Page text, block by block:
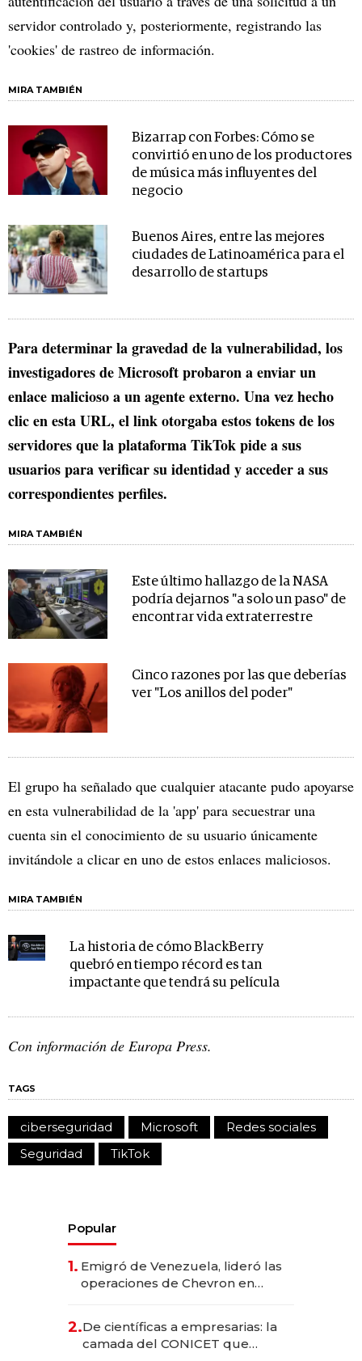
servidor controlado y, posteriormente, registrando las
'cookies' de rastreo de información.
MIRA TAMBIÉN
Bizarrap con Forbes: Cómo se
convirtió en uno de los productores
de música más influyentes del
negocio
Buenos Aires, entre las mejores
ciudades de Latinoamérica para el
desarrollo de startups
Para determinar la gravedad de la vulnerabilidad, los
investigadores de Microsoft probaron a enviar un
enlace malicioso a un agente externo. Una vez hecho
clic en esta URL, el link otorgaba estos tokens de los
servidores que la plataforma TikTok pide a sus
usuarios para verificar su identidad y acceder a sus
correspondientes perfiles.
MIRA TAMBIÉN
Este último hallazgo de la NASA
podría dejarnos "a solo un paso" de
encontrar vida extraterrestre
Cinco razones por las que deberías
ver "Los anillos del poder"
El grupo ha señalado que cualquier atacante pudo apoyarse
en esta vulnerabilidad de la 'app' para secuestrar una
cuenta sin el conocimiento de su usuario únicamente
invitándole a clicar en uno de estos enlaces maliciosos.
MIRA TAMBIÉN
La historia de cómo BlackBerry
quebró en tiempo récord es tan
impactante que tendrá su película
Con información de Europa Press.
TAGS
ciberseguridad Microsoft
Redes sociales
Seguridad
TikTok
Popular
1. Emigró de Venezuela, lideró las
operaciones de Chevron en
2.De científicas a empresarias: la
camada del CONICET que